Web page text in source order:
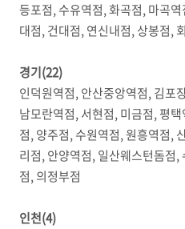
등포점, 수유역점, 화곡점, 마곡
대점, 건대점, 연신내점, 상봉점,
경기(22)
인덕원역점, 안산중앙역점, 김포
남모란역점, 서현점, 미금점, 평
점, 양주점, 수원역점, 원흥역점,
리점, 안양역점, 일산웨스턴돔점
점, 의정부점
인천(4)